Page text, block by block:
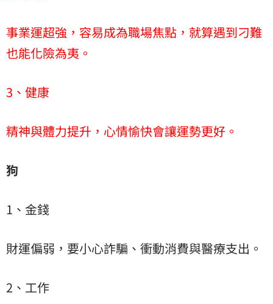
事業運超強，容易成為職場焦點，就算遇到刁難
也能化險為夷。
3、健康
精神與體力提升，心情愉快會讓運勢更好。
狗
1、金錢
財運偏弱，要小心詐騙、衝動消費與醫療支出。
2、工作